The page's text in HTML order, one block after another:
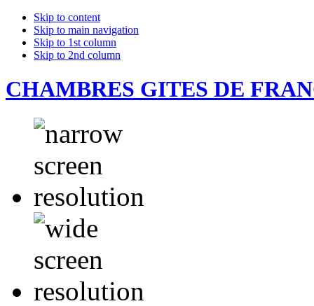
Skip to content
Skip to main navigation
Skip to 1st column
Skip to 2nd column
CHAMBRES GITES DE